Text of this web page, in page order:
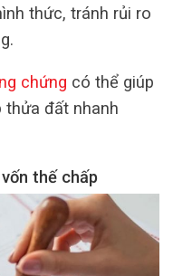
thức, tránh rủi ro
chứng có thể giúp
thửa đất nhanh
thế chấp